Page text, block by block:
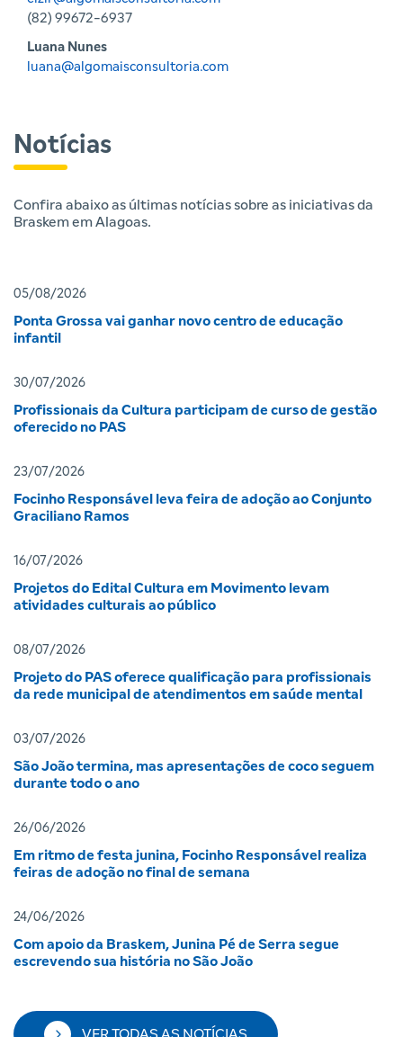
(82) 99672-6937
Luana Nunes
luana@algomaisconsultoria.com
Notícias
Confira abaixo as últimas notícias sobre as iniciativas da
Braskem em Alagoas.
05/08/2026
Ponta Grossa vai ganhar novo centro de educação
infantil
30/07/2026
Profissionais da Cultura participam de curso de gestão
oferecido no PAS
23/07/2026
Focinho Responsável leva feira de adoção ao Conjunto
Graciliano Ramos
16/07/2026
Projetos do Edital Cultura em Movimento levam
atividades culturais ao público
08/07/2026
Projeto do PAS oferece qualificação para profissionais
da rede municipal de atendimentos em saúde mental
03/07/2026
São João termina, mas apresentações de coco seguem
durante todo o ano
26/06/2026
Em ritmo de festa junina, Focinho Responsável realiza
feiras de adoção no final de semana
24/06/2026
Com apoio da Braskem, Junina Pé de Serra segue
escrevendo sua história no São João